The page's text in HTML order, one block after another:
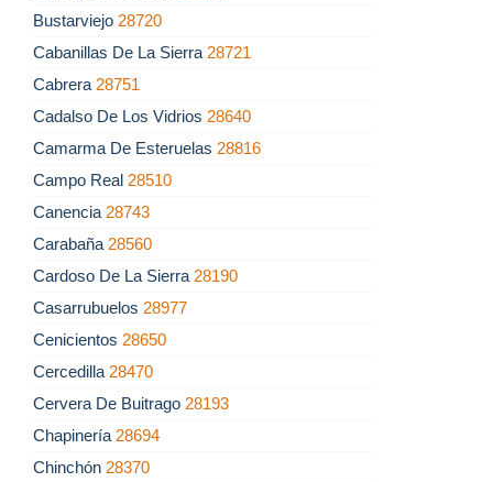
Bustarviejo 28720
Cabanillas De La Sierra 28721
Cabrera 28751
Cadalso De Los Vidrios 28640
Camarma De Esteruelas 28816
Campo Real 28510
Canencia 28743
Carabaña 28560
Cardoso De La Sierra 28190
Casarrubuelos 28977
Cenicientos 28650
Cercedilla 28470
Cervera De Buitrago 28193
Chapinería 28694
Chinchón 28370